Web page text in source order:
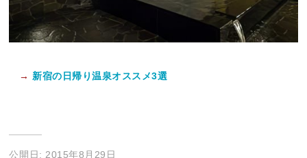
→ 新宿の日帰り温泉オススメ3選
公開日: 2015年8月29日